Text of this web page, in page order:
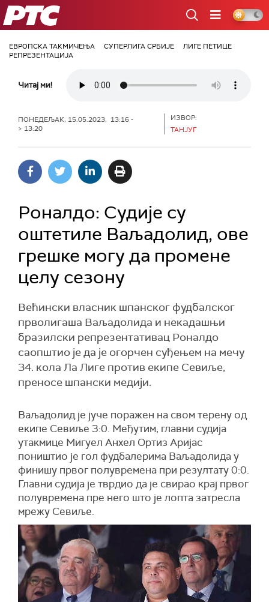
РТС
ЕВРОПСКА ТАКМИЧЕЊА СУПЕРЛИГА СРБИЈЕ
ЛИГЕ ПЕТИЦЕ
РЕПРЕЗЕНТАЦИЈА
Читај ми!
ПОНЕДЕЉАК, 15.05.2023, 13:16 -
> 13:20
ИЗВОР:
ТАНЈУГ
Роналдо: Судије су
оштетиле Ваљадолид, ове
грешке могу да промене
целу сезону
Већински власник шпанског фудбалског
прволигаша Ваљадолида и некадашњи
бразилски репрезентативац Роналдо
саопштио је да је огорчен суђењем на мечу
34. кола Ла Лиге против екипе Севиље,
преносе шпански медији.
Ваљадолид је јуче поражен на свом терену од
екипе Севиље 3:0. Међутим, главни судија
утакмице Мигуел Анхел Ортиз Аријас
поништио је гол фудбалерима Ваљадолида у
финишу првог полувремена при резултату 0:0.
Главни судија је тврдио да је свирао крај првог
полувремена пре него што је лопта затресла
мрежу Севиље.